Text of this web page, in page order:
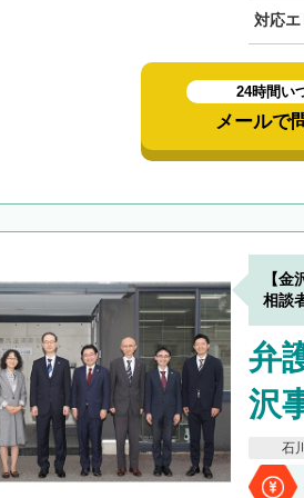
対応エ
24時間い
メールで
【
相談
弁
沢
石